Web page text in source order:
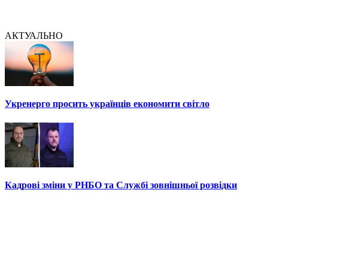
АКТУАЛЬНО
Укренерго просить українців економити світло
Кадрові зміни у РНБО та Службі зовнішньої розвідки